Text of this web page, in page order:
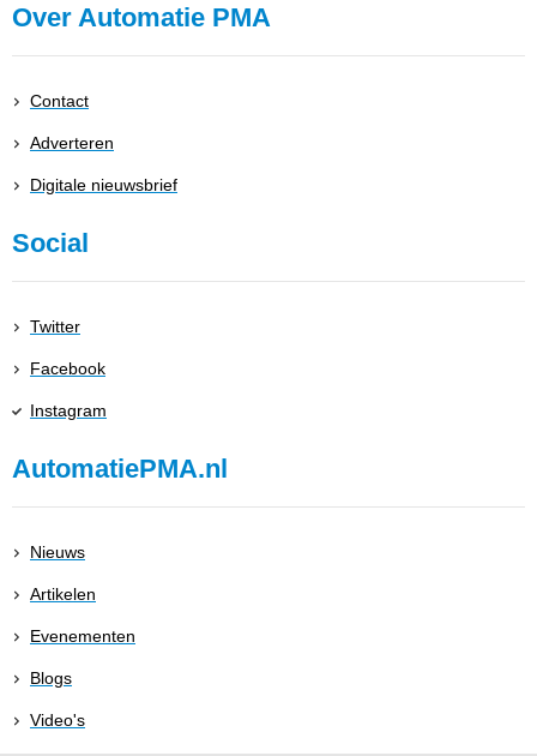
Over Automatie PMA
Contact
Adverteren
Digitale nieuwsbrief
Social
Twitter
Facebook
Instagram
AutomatiePMA.nl
Nieuws
Artikelen
Evenementen
Blogs
Video's